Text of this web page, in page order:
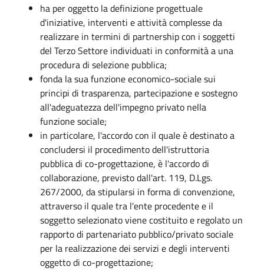
ha per oggetto la definizione progettuale
d'iniziative, interventi e attività complesse da
realizzare in termini di partnership con i soggetti
del Terzo Settore individuati in conformità a una
procedura di selezione pubblica;
fonda la sua funzione economico-sociale sui
principi di trasparenza, partecipazione e sostegno
all'adeguatezza dell'impegno privato nella
funzione sociale;
in particolare, l'accordo con il quale è destinato a
concludersi il procedimento dell'istruttoria
pubblica di co-progettazione, è l'accordo di
collaborazione, previsto dall'art. 119, D.Lgs.
267/2000, da stipularsi in forma di convenzione,
attraverso il quale tra l'ente procedente e il
soggetto selezionato viene costituito e regolato un
rapporto di partenariato pubblico/privato sociale
per la realizzazione dei servizi e degli interventi
oggetto di co-progettazione;